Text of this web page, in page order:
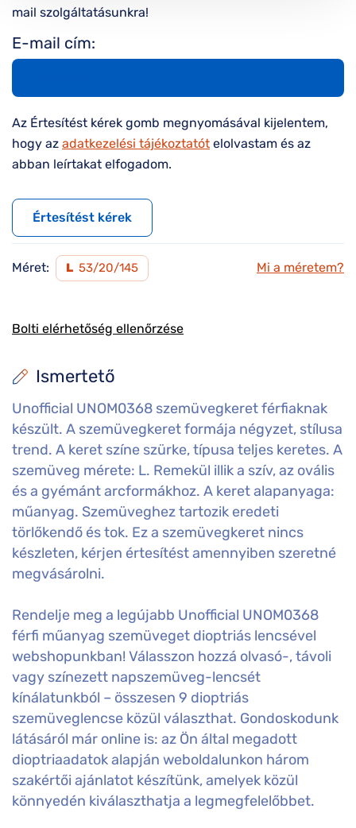
Ismertető
Unofficial UNOM0368 szemüvegkeret férfiaknak
készült. A szemüvegkeret formája négyzet, stílusa
trend. A keret színe szürke, típusa teljes keretes. A
szemüveg mérete: L. Remekül illik a szív, az ovális
és a gyémánt arcformákhoz. A keret alapanyaga:
műanyag. Szemüveghez tartozik eredeti
törlőkendő és tok. Ez a szemüvegkeret nincs
készleten, kérjen értesítést amennyiben szeretné
megvásárolni.
Rendelje meg a legújabb Unofficial UNOM0368
férfi műanyag szemüveget dioptriás lencsével
webshopunkban! Válasszon hozzá olvasó-, távoli
vagy színezett napszemüveg-lencsét
kínálatunkból – összesen 9 dioptriás
szemüveglencse közül választhat. Gondoskodunk
látásáról már online is: az Ön által megadott
dioptriaadatok alapján weboldalunkon három
szakértői ajánlatot készítünk, amelyek közül
könnyedén kiválaszthatja a legmegfelelőbbet.
mail szolgáltatásunkra!
E-mail cím:
Az Értesítést kérek gomb megnyomásával kijelentem,
hogy az adatkezelési tájékoztatót elolvastam és az
abban leírtakat elfogadom.
Értesítést kérek
Méret: L 53/20/145 Mi a méretem?
Bolti elérhetőség ellenőrzése